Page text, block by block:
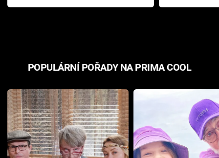
Pottera přišla s ráznou
přichází s
POPULÁRNÍ POŘADY NA PRIMA COOL